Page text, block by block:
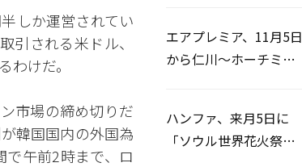
しか運営されてい
引される米ドル、
けだ。
市場の締め切りだ
韓国国内の外国為
午前2時まで、ロ
エアプレミア、11月5日
から仁川〜ホーチミン
ハンファ、来月5日に
「ソウル世界花火祭り